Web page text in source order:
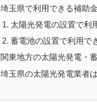
埼玉県で利用できる補助
太陽光発電の設置で利
蓄電池の設置で利用で
関東地方の太陽光発電・
埼玉県の太陽光発電業者